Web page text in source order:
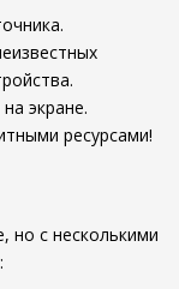
экране.
ресурсами!
но с несколькими